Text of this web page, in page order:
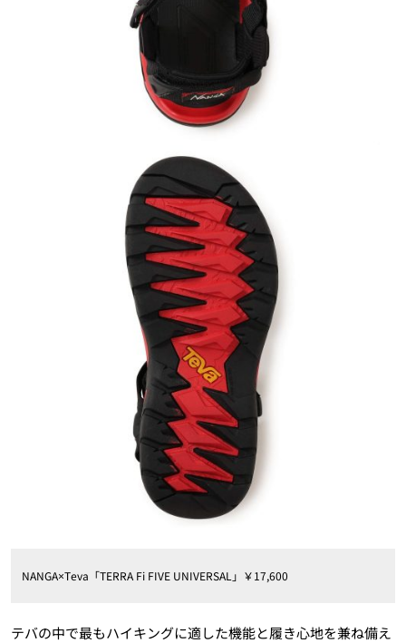
NANGA×Teva「TERRA Fi FIVE UNIVERSAL」￥17,600
テバの中で最もハイキングに適した機能と履き心地を兼ね備え